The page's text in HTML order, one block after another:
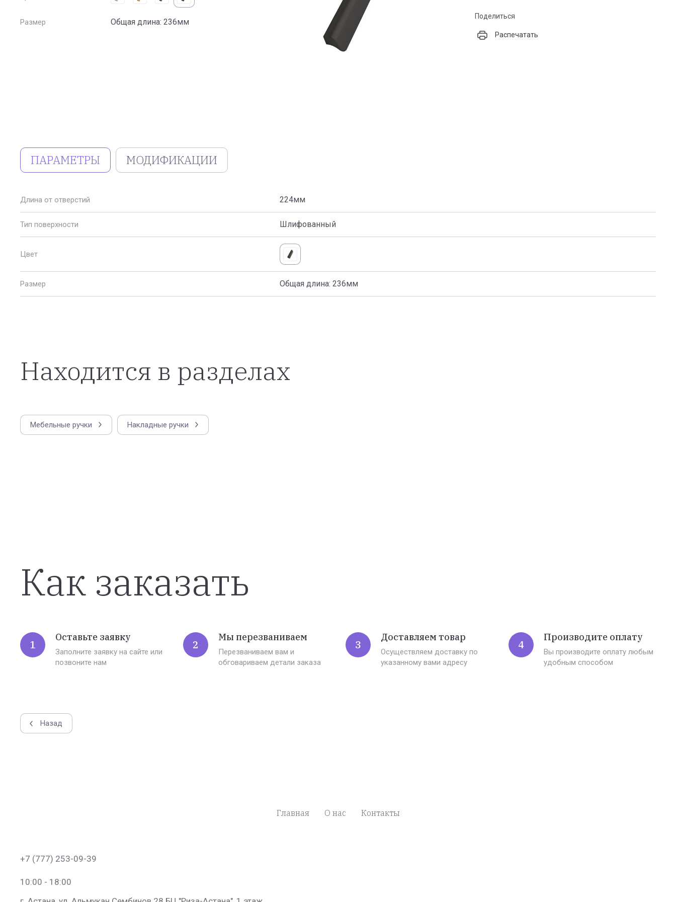
Размер Общая длина: 236мм
Поделиться
Распечатать
ПАРАМЕТРЫ МОДИФИКАЦИИ
Длина от отверстий 224мм
Тип поверхности Шлифованный
Цвет
Размер Общая длина: 236мм
Находится в разделах
Мебельные ручки Накладные ручки
Как заказать
1
Оставьте заявку
Заполните заявку на сайте или
позвоните нам
2
Мы перезваниваем
Перезваниваем вам и
обговариваем детали заказа
3
Доставляем товар
Осуществляем доставку по
указанному вами адресу
4
Производите оплату
Вы производите оплату любым
удобным способом
Назад
Главная О нас Контакты
+7 (777) 253-09-39
10:00 - 18:00